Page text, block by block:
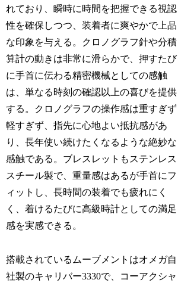
れており、瞬時に時間を把握できる視認
性を確保しつつ、装着者に爽やかで上品
な印象を与える。クロノグラフ針や分積
算計の動きは非常に滑らかで、押すたび
に手首に伝わる精密機械としての感触
は、単なる時刻の確認以上の喜びを提供
する。クロノグラフの操作感は重すぎず
軽すぎず、指先に心地よい抵抗感があ
り、長年使い続けたくなるような絶妙な
感触である。ブレスレットもステンレス
スチール製で、重量感はあるが手首にフ
ィットし、長時間の装着でも疲れにく
く、着けるたびに高級時計としての満足
感を実感できる。
搭載されているムーブメントはオメガ自
社製のキャリバー3330で、コーアクシャ